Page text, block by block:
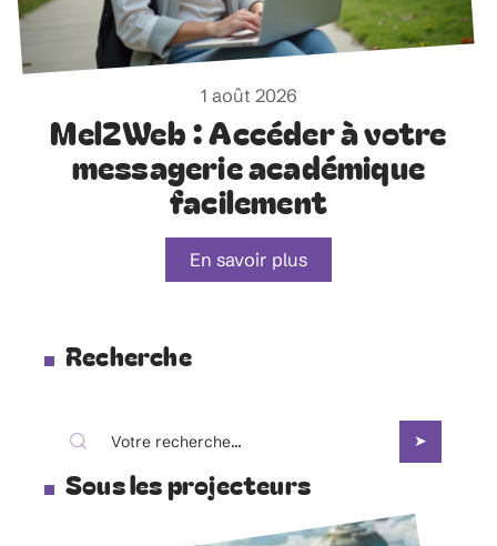
1 août 2026
Mel2Web : Accéder à votre
messagerie académique
facilement
En savoir plus
Recherche
Sous les projecteurs